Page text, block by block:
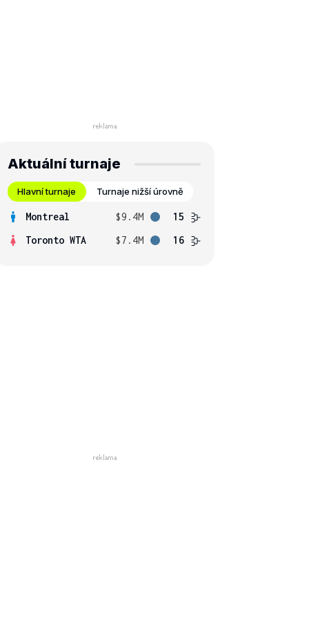
Aktuální turnaje
Hlavní turnaje Turnaje nižší úrovně
Montreal $9.4M
15
Toronto WTA
$7.4M 16